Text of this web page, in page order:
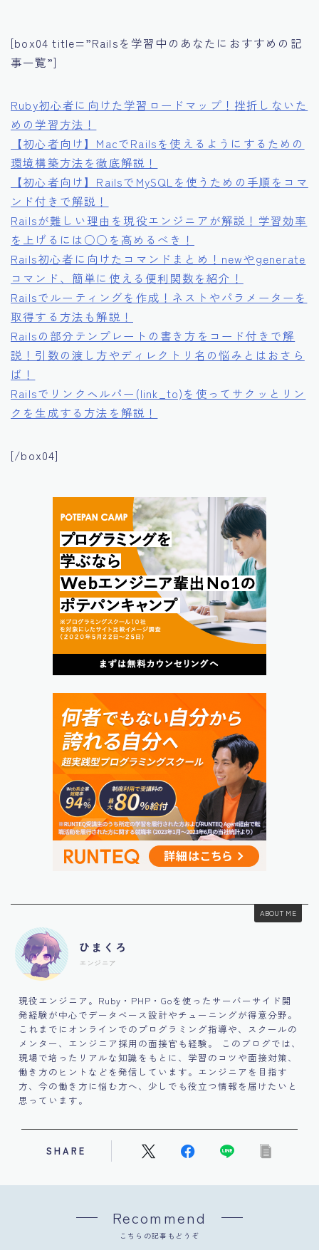
[box04 title=”Railsを学習中のあなたにおすすめの記
事一覧”]
Ruby初心者に向けた学習ロードマップ！挫折しないた
めの学習方法！
【初心者向け】MacでRailsを使えるようにするための
環境構築方法を徹底解説！
【初心者向け】RailsでMySQLを使うための手順をコマ
ンド付きで解説！
Railsが難しい理由を現役エンジニアが解説！学習効率
を上げるには○○を高めるべき！
Rails初心者に向けたコマンドまとめ！newやgenerate
コマンド、簡単に使える便利関数を紹介！
Railsでルーティングを作成！ネストやパラメーターを
取得する方法も解説！
Railsの部分テンプレートの書き方をコード付きで解
説！引数の渡し方やディレクトリ名の悩みとはおさら
ば！
Railsでリンクヘルパー(link_to)を使ってサクッとリン
クを生成する方法を解説！
[/box04]
ABOUT ME
ひまくろ
エンジニア
現役エンジニア。Ruby・PHP・Goを使ったサーバーサイド開
発経験が中心でデータベース設計やチューニングが得意分野。
これまでにオンラインでのプログラミング指導や、スクールの
メンター、エンジニア採用の面接官も経験。 このブログでは、
現場で培ったリアルな知識をもとに、学習のコツや面接対策、
働き方のヒントなどを発信しています。エンジニアを目指す
方、今の働き方に悩む方へ、少しでも役立つ情報を届けたいと
思っています。
SHARE
Recommend
こちらの記事もどうぞ